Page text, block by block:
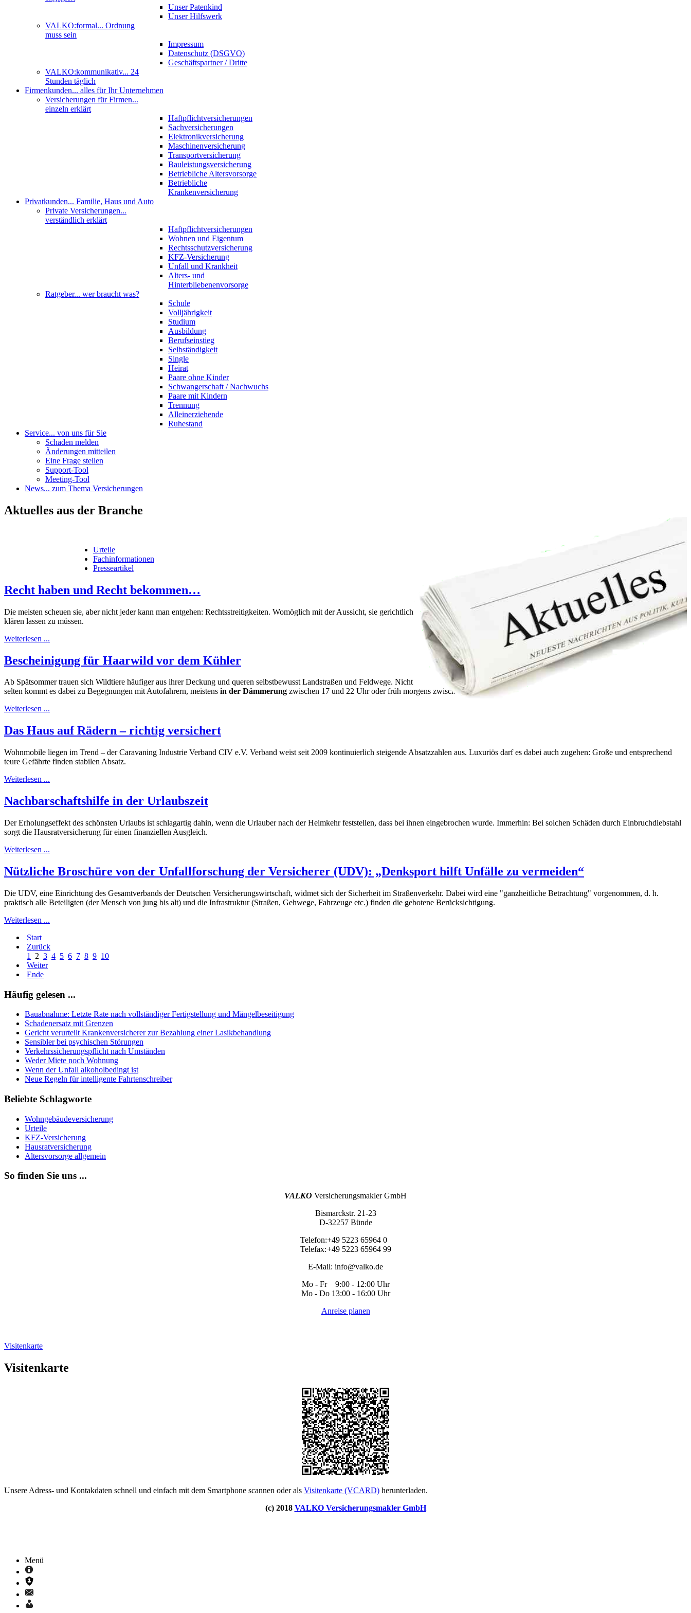
Unser Patenkind
Unser Hilfswerk
VALKO:formal... Ordnung
muss sein
Impressum
Datenschutz (DSGVO)
Geschäftspartner / Dritte
VALKO:kommunikativ... 24
Stunden täglich
Firmenkunden... alles für Ihr Unternehmen
Versicherungen für Firmen...
einzeln erklärt
Haftpflichtversicherungen
Sachversicherungen
Elektronikversicherung
Maschinenversicherung
Transportversicherung
Bauleistungsversicherung
Betriebliche Altersvorsorge
Betriebliche
Krankenversicherung
Privatkunden... Familie, Haus und Auto
Private Versicherungen...
verständlich erklärt
Haftpflichtversicherungen
Wohnen und Eigentum
Rechtsschutzversicherung
KFZ-Versicherung
Unfall und Krankheit
Alters- und
Hinterbliebenenvorsorge
Ratgeber... wer braucht was?
Schule
Volljährigkeit
Studium
Ausbildung
Berufseinstieg
Selbständigkeit
Single
Heirat
Paare ohne Kinder
Schwangerschaft / Nachwuchs
Paare mit Kindern
Trennung
Alleinerziehende
Ruhestand
Service... von uns für Sie
Schaden melden
Änderungen mitteilen
Eine Frage stellen
Support-Tool
Meeting-Tool
News... zum Thema Versicherungen
Aktuelles aus der Branche
Urteile
Fachinformationen
Presseartikel
Recht haben und Recht bekommen…
Die meisten scheuen sie, aber nicht jeder kann man entgehen: Rechtsstreitigkeiten. Womöglich mit der Aussicht, sie gerichtlich
klären lassen zu müssen.
Weiterlesen ...
Bescheinigung für Haarwild vor dem Kühler
Ab Spätsommer trauen sich Wildtiere häufiger aus ihrer Deckung und queren selbstbewusst Landstraßen und Feldwege. Nicht
selten kommt es dabei zu Begegnungen mit Autofahrern, meistens in der Dämmerung zwischen 17 und 22 Uhr oder früh morgens zwischen 5 und 8 Uhr.
Weiterlesen ...
Das Haus auf Rädern – richtig versichert
Wohnmobile liegen im Trend – der Caravaning Industrie Verband CIV e.V. Verband weist seit 2009 kontinuierlich steigende Absatzzahlen aus. Luxuriös darf es dabei auch zugehen: Große und entsprechend
teure Gefährte finden stabilen Absatz.
Weiterlesen ...
Nachbarschaftshilfe in der Urlaubszeit
Der Erholungseffekt des schönsten Urlaubs ist schlagartig dahin, wenn die Urlauber nach der Heimkehr feststellen, dass bei ihnen eingebrochen wurde. Immerhin: Bei solchen Schäden durch Einbruchdiebstahl
sorgt die Hausratversicherung für einen finanziellen Ausgleich.
Weiterlesen ...
Nützliche Broschüre von der Unfallforschung der Versicherer (UDV): „Denksport hilft Unfälle zu vermeiden“
Die UDV, eine Einrichtung des Gesamtverbands der Deutschen Versicherungswirtschaft, widmet sich der Sicherheit im Straßenverkehr. Dabei wird eine "ganzheitliche Betrachtung" vorgenommen, d. h.
praktisch alle Beteiligten (der Mensch von jung bis alt) und die Infrastruktur (Straßen, Gehwege, Fahrzeuge etc.) finden die gebotene Berücksichtigung.
Weiterlesen ...
Start
Zurück
1
2 3 4 5 6 7 8 9 10
Weiter
Ende
Häufig gelesen ...
Bauabnahme: Letzte Rate nach vollständiger Fertigstellung und Mängelbeseitigung
Schadenersatz mit Grenzen
Gericht verurteilt Krankenversicherer zur Bezahlung einer Lasikbehandlung
Sensibler bei psychischen Störungen
Verkehrssicherungspflicht nach Umständen
Weder Miete noch Wohnung
Wenn der Unfall alkoholbedingt ist
Neue Regeln für intelligente Fahrtenschreiber
Beliebte Schlagworte
Wohngebäudeversicherung
Urteile
KFZ-Versicherung
Hausratversicherung
Altersvorsorge allgemein
So finden Sie uns ...
VALKO Versicherungsmakler GmbH
Bismarckstr. 21-23
D-32257 Bünde
Telefon:+49 5223 65964 0
Telefax:+49 5223 65964 99
E-Mail: info@valko.de
Mo - Fr 9:00 - 12:00 Uhr
Mo - Do 13:00 - 16:00 Uhr
Anreise planen
Visitenkarte
Visitenkarte
Unsere Adress- und Kontakdaten schnell und einfach mit dem Smartphone scannen oder als Visitenkarte (VCARD) herunterladen.
(c) 2018 VALKO Versicherungsmakler GmbH
Menü